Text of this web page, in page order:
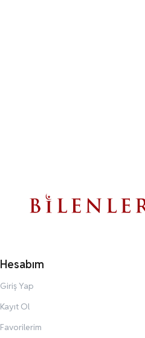
Hesabım
Giriş Yap
Kayıt Ol
Favorilerim